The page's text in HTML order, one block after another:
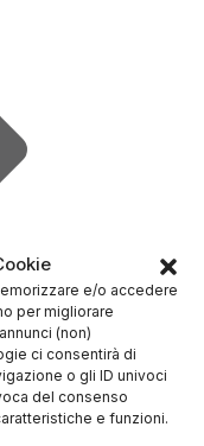
e/o accedere
per migliorare
(non)
ci consentirà di
o gli ID univoci
del consenso
e funzioni.